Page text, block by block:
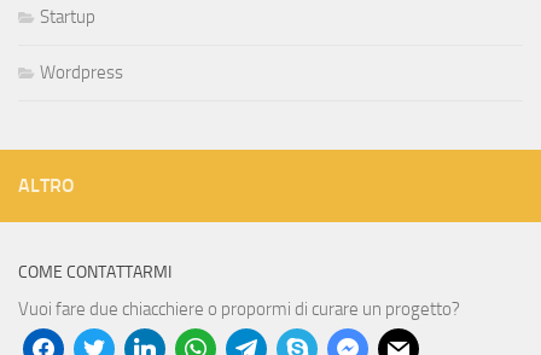
Startup
Wordpress
ALTRO
COME CONTATTARMI
Vuoi fare due chiacchiere o propormi di curare un progetto?
facebooktwitter linkedinwhatsapptelegramskype messenger
mail